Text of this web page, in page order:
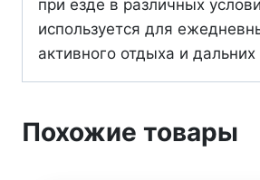
при езде в различных
используется для
активного отдыха и
Похожие товары